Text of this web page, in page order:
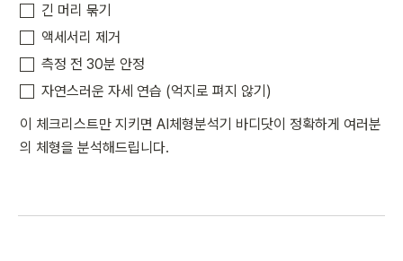
긴 머리 묶기
액세서리 제거
측정 전 30분 안정
자연스러운 자세 연습 (억지로 펴지 않기)
이 체크리스트만 지키면 AI체형분석기 바디닷이 정확하게 여러분
의 체형을 분석해드립니다.